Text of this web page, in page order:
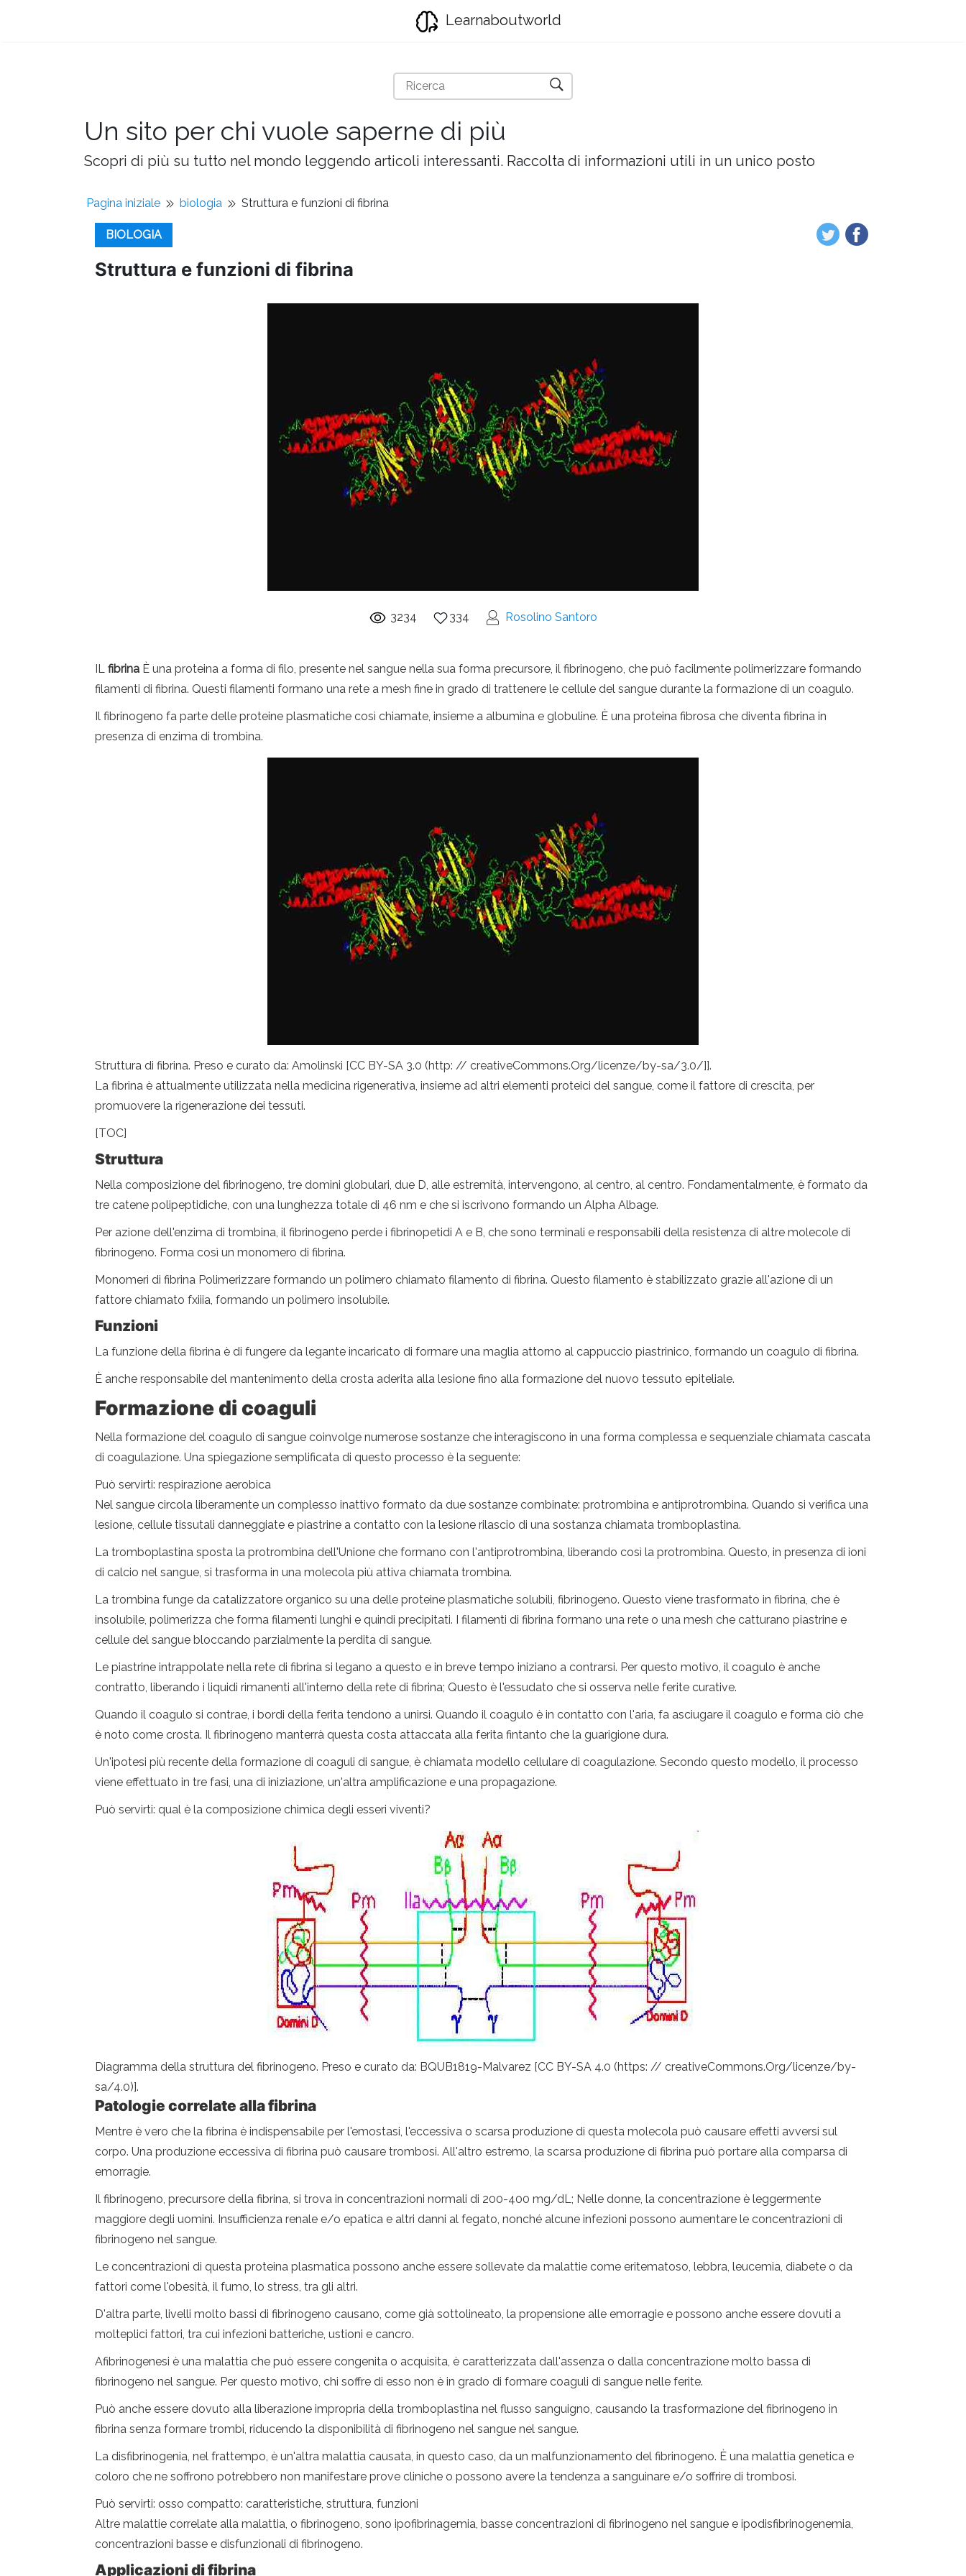
Learnaboutworld
Un sito per chi vuole saperne di più
Scopri di più su tutto nel mondo leggendo articoli interessanti. Raccolta di informazioni utili in un unico posto
Pagina iniziale biologia Struttura e funzioni di fibrina
BIOLOGIA
Struttura e funzioni di fibrina
3234 334 Rosolino Santoro
IL fibrina È una proteina a forma di filo, presente nel sangue nella sua forma precursore, il fibrinogeno, che può facilmente polimerizzare formando
filamenti di fibrina. Questi filamenti formano una rete a mesh fine in grado di trattenere le cellule del sangue durante la formazione di un coagulo.
Il fibrinogeno fa parte delle proteine ​​plasmatiche così chiamate, insieme a albumina e globuline. È una proteina fibrosa che diventa fibrina in
presenza di enzima di trombina.
Struttura di fibrina. Preso e curato da: Amolinski [CC BY-SA 3.0 (http: // creativeCommons.Org/licenze/by-sa/3.0/]].
La fibrina è attualmente utilizzata nella medicina rigenerativa, insieme ad altri elementi proteici del sangue, come il fattore di crescita, per
promuovere la rigenerazione dei tessuti.
[TOC]
Struttura
Nella composizione del fibrinogeno, tre domini globulari, due D, alle estremità, intervengono, al centro, al centro. Fondamentalmente, è formato da
tre catene polipeptidiche, con una lunghezza totale di 46 nm e che si iscrivono formando un Alpha Albage.
Per azione dell'enzima di trombina, il fibrinogeno perde i fibrinopetidi A e B, che sono terminali e responsabili della resistenza di altre molecole di
fibrinogeno. Forma così un monomero di fibrina.
Monomeri di fibrina Polimerizzare formando un polimero chiamato filamento di fibrina. Questo filamento è stabilizzato grazie all'azione di un
fattore chiamato fxiiia, formando un polimero insolubile.
Funzioni
La funzione della fibrina è di fungere da legante incaricato di formare una maglia attorno al cappuccio piastrinico, formando un coagulo di fibrina.
È anche responsabile del mantenimento della crosta aderita alla lesione fino alla formazione del nuovo tessuto epiteliale.
Formazione di coaguli
Nella formazione del coagulo di sangue coinvolge numerose sostanze che interagiscono in una forma complessa e sequenziale chiamata cascata
di coagulazione. Una spiegazione semplificata di questo processo è la seguente:
Può servirti: respirazione aerobica
Nel sangue circola liberamente un complesso inattivo formato da due sostanze combinate: protrombina e antiprotrombina. Quando si verifica una
lesione, cellule tissutali danneggiate e piastrine a contatto con la lesione rilascio di una sostanza chiamata tromboplastina.
La tromboplastina sposta la protrombina dell'Unione che formano con l'antiprotrombina, liberando così la protrombina. Questo, in presenza di ioni
di calcio nel sangue, si trasforma in una molecola più attiva chiamata trombina.
La trombina funge da catalizzatore organico su una delle proteine ​​plasmatiche solubili, fibrinogeno. Questo viene trasformato in fibrina, che è
insolubile, polimerizza che forma filamenti lunghi e quindi precipitati. I filamenti di fibrina formano una rete o una mesh che catturano piastrine e
cellule del sangue bloccando parzialmente la perdita di sangue.
Le piastrine intrappolate nella rete di fibrina si legano a questo e in breve tempo iniziano a contrarsi. Per questo motivo, il coagulo è anche
contratto, liberando i liquidi rimanenti all'interno della rete di fibrina; Questo è l'essudato che si osserva nelle ferite curative.
Quando il coagulo si contrae, i bordi della ferita tendono a unirsi. Quando il coagulo è in contatto con l'aria, fa asciugare il coagulo e forma ciò che
è noto come crosta. Il fibrinogeno manterrà questa costa attaccata alla ferita fintanto che la guarigione dura.
Un'ipotesi più recente della formazione di coaguli di sangue, è chiamata modello cellulare di coagulazione. Secondo questo modello, il processo
viene effettuato in tre fasi, una di iniziazione, un'altra amplificazione e una propagazione.
Può servirti: qual è la composizione chimica degli esseri viventi?
Diagramma della struttura del fibrinogeno. Preso e curato da: BQUB1819-Malvarez [CC BY-SA 4.0 (https: // creativeCommons.Org/licenze/by-
sa/4.0)].
Patologie correlate alla fibrina
Mentre è vero che la fibrina è indispensabile per l'emostasi, l'eccessiva o scarsa produzione di questa molecola può causare effetti avversi sul
corpo. Una produzione eccessiva di fibrina può causare trombosi. All'altro estremo, la scarsa produzione di fibrina può portare alla comparsa di
emorragie.
Il fibrinogeno, precursore della fibrina, si trova in concentrazioni normali di 200-400 mg/dL; Nelle donne, la concentrazione è leggermente
maggiore degli uomini. Insufficienza renale e/o epatica e altri danni al fegato, nonché alcune infezioni possono aumentare le concentrazioni di
fibrinogeno nel sangue.
Le concentrazioni di questa proteina plasmatica possono anche essere sollevate da malattie come eritematoso, lebbra, leucemia, diabete o da
fattori come l'obesità, il fumo, lo stress, tra gli altri.
D'altra parte, livelli molto bassi di fibrinogeno causano, come già sottolineato, la propensione alle emorragie e possono anche essere dovuti a
molteplici fattori, tra cui infezioni batteriche, ustioni e cancro.
Afibrinogenesi è una malattia che può essere congenita o acquisita, è caratterizzata dall'assenza o dalla concentrazione molto bassa di
fibrinogeno nel sangue. Per questo motivo, chi soffre di esso non è in grado di formare coaguli di sangue nelle ferite.
Può anche essere dovuto alla liberazione impropria della tromboplastina nel flusso sanguigno, causando la trasformazione del fibrinogeno in
fibrina senza formare trombi, riducendo la disponibilità di fibrinogeno nel sangue nel sangue.
La disfibrinogenia, nel frattempo, è un'altra malattia causata, in questo caso, da un malfunzionamento del fibrinogeno. È una malattia genetica e
coloro che ne soffrono potrebbero non manifestare prove cliniche o possono avere la tendenza a sanguinare e/o soffrire di trombosi.
Può servirti: osso compatto: caratteristiche, struttura, funzioni
Altre malattie correlate alla malattia, o fibrinogeno, sono ipofibrinagemia, basse concentrazioni di fibrinogeno nel sangue e ipodisfibrinogenemia,
concentrazioni basse e disfunzionali di fibrinogeno.
Applicazioni di fibrina